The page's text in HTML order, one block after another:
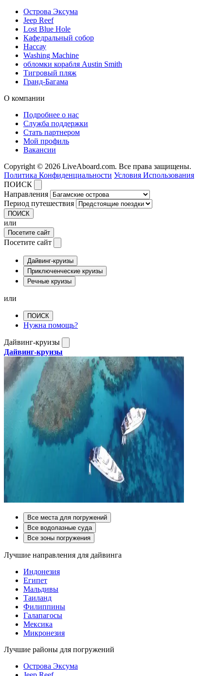
Острова Эксума
Jeep Reef
Lost Blue Hole
Кафедральный собор
Нассау
Washing Machine
обломки корабля Austin Smith
Тигровый пляж
Гранд-Багама
О компании
Подробнее о нас
Служба поддержки
Стать партнером
Мой профиль
Вакансии
Copyright © 2026 LiveAboard.com. Все права защищены.
Политика Конфиденциальности Условия Использования
ПОИСК
Направления
Период путешествия
ПОИСК
или
Посетите сайт
Посетите сайт
Дайвинг-круизы
Приключенческие круизы
Речные круизы
или
ПОИСК
Нужна помощь?
Дайвинг-круизы
Дайвинг-круизы
Все места для погружений
Все водолазные суда
Все зоны погружения
Лучшие направления для дайвинга
Индонезия
Египет
Мальдивы
Таиланд
Филиппины
Галапагосы
Мексика
Микронезия
Лучшие районы для погружений
Острова Эксума